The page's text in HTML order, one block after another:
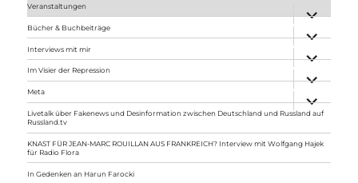
Veranstaltungen
anzeigen
Bücher & Buchbeiträge
anzeigen
Interviews mit mir
anzeigen
Im Visier der Repression
anzeigen
Meta
anzeigen
Livetalk über Fakenews und Desinformation zwischen Deutschland und Russland auf
Russland.tv
KNAST FÜR JEAN-MARC ROUILLAN AUS FRANKREICH? Interview mit Wolfgang Hajek
für Radio Flora
In Gedenken an Harun Farocki